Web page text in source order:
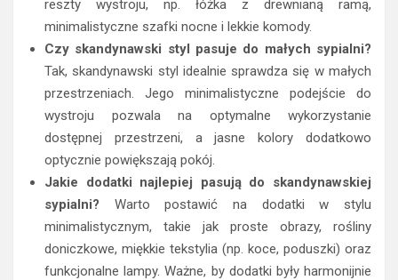
reszty wystroju, np. łóżka z drewnianą ramą,
minimalistyczne szafki nocne i lekkie komody.
Czy skandynawski styl pasuje do małych sypialni?
Tak, skandynawski styl idealnie sprawdza się w małych
przestrzeniach. Jego minimalistyczne podejście do
wystroju pozwala na optymalne wykorzystanie
dostępnej przestrzeni, a jasne kolory dodatkowo
optycznie powiększają pokój.
Jakie dodatki najlepiej pasują do skandynawskiej
sypialni? Warto postawić na dodatki w stylu
minimalistycznym, takie jak proste obrazy, rośliny
doniczkowe, miękkie tekstylia (np. koce, poduszki) oraz
funkcjonalne lampy. Ważne, by dodatki były harmonijnie